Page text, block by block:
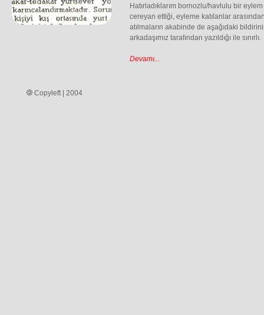
Hatırladıklarım bornozlu/havlulu bir
cereyan ettiği, eyleme katılanlar
atılmaların akabinde de aşağıdaki
arkadaşımız tarafından yazıldığı ile sınırlı.
Devamı...
Copyleft | 2004